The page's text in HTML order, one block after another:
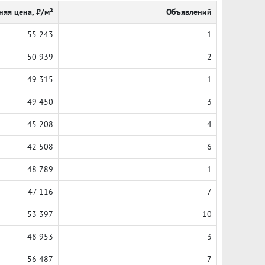
цена, ₽/м² Объявлений
55 243 1
50 939 2
49 315 1
49 450 3
45 208 4
42 508 6
48 789 1
47 116 7
53 397 10
48 953 3
56 487 7